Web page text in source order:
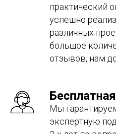
практический
успешно
различных
большое
отзывов, нам
Мы
экспертную